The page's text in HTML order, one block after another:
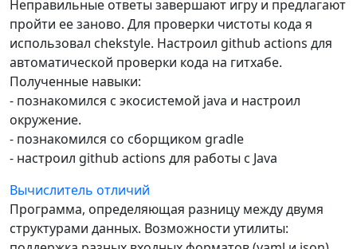
Неправильные ответы завершают игру и предлагают
пройти ее заново. Для проверки чистоты кода я
использовал chekstyle. Настроил github actions для
автоматической проверки кода на гитхабе.
Полученные навыки:
- познакомился с экосистемой java и настроил
окружение.
- познакомился со сборщиком gradle
- настроил github actions для работы с Java
Вычислитель отличий
Программа, определяющая разницу между двумя
структурами данных. Возможности утилиты: